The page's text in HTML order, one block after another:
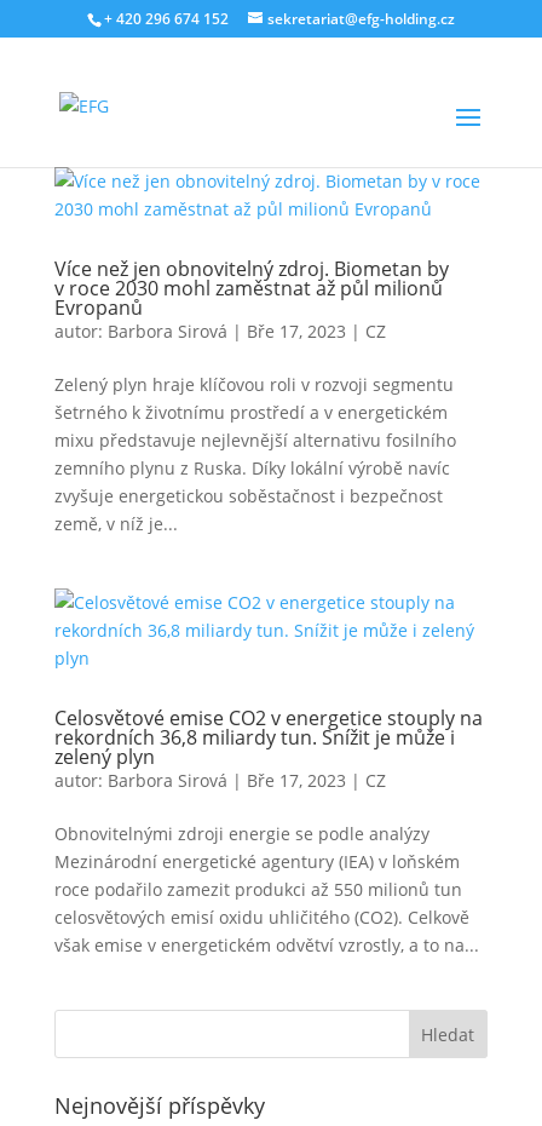
+ 420 296 674 152 sekretariat@efg-holding.cz
Více než jen obnovitelný zdroj. Biometan by
v roce 2030 mohl zaměstnat až půl milionů
Evropanů
autor: Barbora Sirová | Bře 17, 2023 | CZ
Zelený plyn hraje klíčovou roli v rozvoji segmentu
šetrného k životnímu prostředí a v energetickém
mixu představuje nejlevnější alternativu fosilního
zemního plynu z Ruska. Díky lokální výrobě navíc
zvyšuje energetickou soběstačnost i bezpečnost
země, v níž je...
Celosvětové emise CO2 v energetice stouply na
rekordních 36,8 miliardy tun. Snížit je může i
zelený plyn
autor: Barbora Sirová | Bře 17, 2023 | CZ
Obnovitelnými zdroji energie se podle analýzy
Mezinárodní energetické agentury (IEA) v loňském
roce podařilo zamezit produkci až 550 milionů tun
celosvětových emisí oxidu uhličitého (CO2). Celkově
však emise v energetickém odvětví vzrostly, a to na...
Nejnovější příspěvky